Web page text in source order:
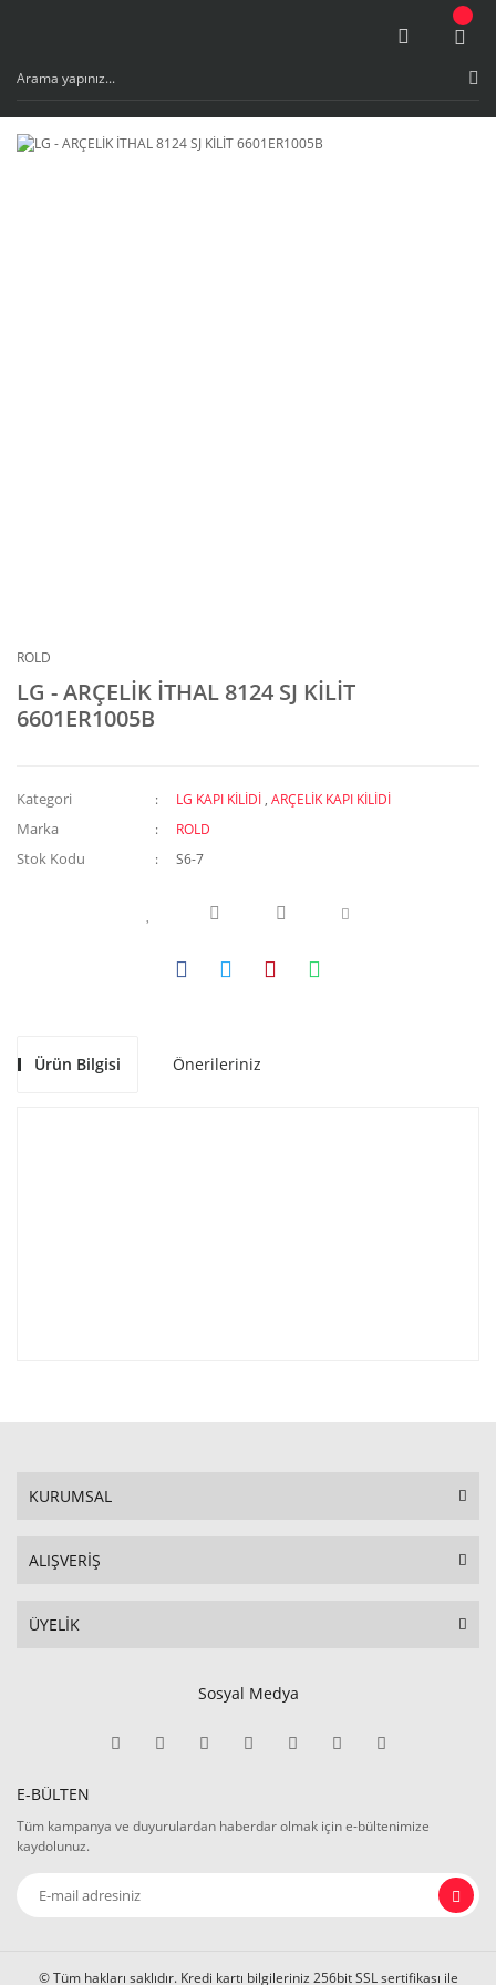
ROLD
LG - ARÇELİK İTHAL 8124 SJ KİLİT
6601ER1005B
Kategori LG KAPI KİLİDİ ,ARÇELİK KAPI KİLİDİ
Marka ROLD
Stok Kodu S6-7
Ürün Bilgisi Önerileriniz
KURUMSAL
ALIŞVERİŞ
ÜYELİK
Sosyal Medya
E-BÜLTEN
Tüm kampanya ve duyurulardan haberdar olmak için e-bültenimize
kaydolunuz.
© Tüm hakları saklıdır. Kredi kartı bilgileriniz 256bit SSL sertifikası ile